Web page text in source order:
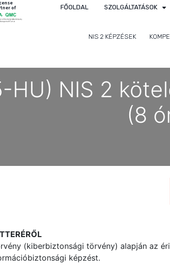
of FŐOLDAL SZOLGÁLTATÁSOK
NIS 2 KÉPZÉSEK
HU) NIS 2
(8
(kiberbiztonsági törvény) alapján az
képzést.